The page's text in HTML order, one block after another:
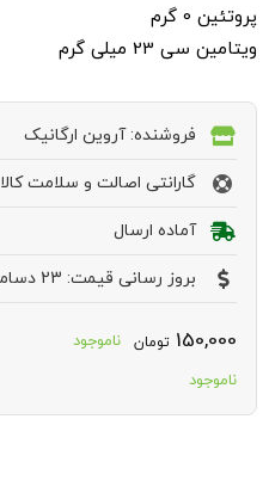
پروتئین 0 گرم
ویتامین سی 23 میلی گرم
فروشنده: آروین ارگانیک
گارانتی اصالت و سلامت کالا
آماده ارسال
بروز رسانی قیمت: 23 دسامبر, 2025
150,000 تومان
ناموجود
ناموجود